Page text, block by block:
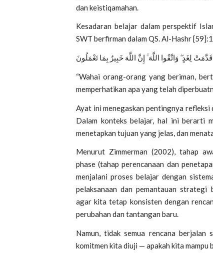
dan keistiqamahan.
Kesadaran belajar dalam perspektif
SWT berfirman dalam QS. Al-Hashr
لِغَدٍ ۖ وَاتَّقُوا اللَّهَ ۚ إِنَّ اللَّهَ خَبِيرٌ بِمَا تَعْمَلُونَ
“Wahai orang-orang yang beriman,
memperhatikan apa yang telah
Ayat ini menegaskan pentingnya refleksi
Dalam konteks belajar, hal ini berarti
menetapkan tujuan yang jelas, dan
Menurut Zimmerman (2002), tahap
phase (tahap perencanaan dan
menjalani proses belajar dengan
pelaksanaan dan pemantauan strategi
agar kita tetap konsisten dengan
perubahan dan tantangan baru.
Namun, tidak semua rencana berjalan
komitmen kita diuji — apakah kita mampu